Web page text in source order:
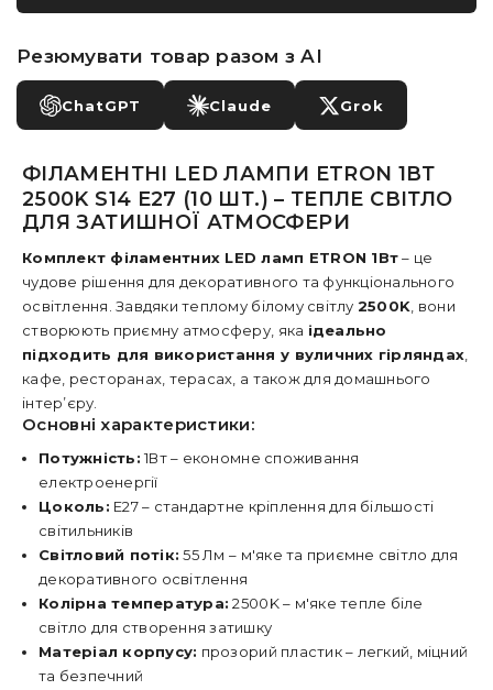
Резюмувати товар разом з AI
ChatGPT Claude Grok
ФІЛАМЕНТНІ LED ЛАМПИ ETRON 1ВТ
2500K S14 E27 (10 ШТ.) – ТЕПЛЕ СВІТЛО
ДЛЯ ЗАТИШНОЇ АТМОСФЕРИ
Комплект філаментних LED ламп ETRON 1Вт– це
чудове рішення для декоративного та функціонального
освітлення. Завдяки теплому білому світлу 2500K , вони
створюють приємну атмосферу, яка ідеально
підходить для використання у вуличних гірляндах
кафе, ресторанах, терасах, а також для домашнього
інтер’єру.
Основні характеристики:
Потужність: 1Вт – економне споживання
електроенергії
Цоколь: E27 – стандартне кріплення для більшості
світильників
Світловий потік: 55 Лм – м'яке та приємне світло для
декоративного освітлення
Колірна температура: 2500K – м'яке тепле біле
світло для створення затишку
Матеріал корпусу: прозорий пластик – легкий, міцний
та безпечний